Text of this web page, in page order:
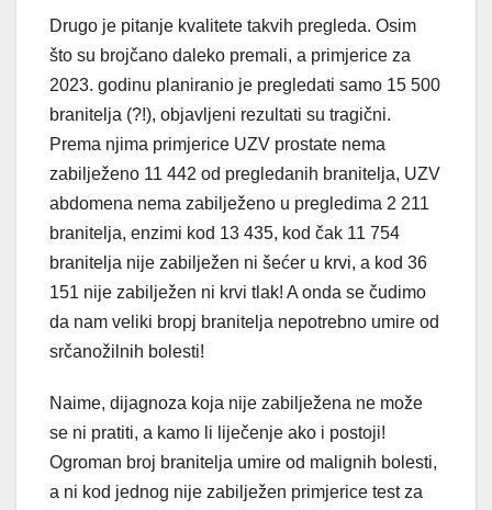
Drugo je pitanje kvalitete takvih pregleda. Osim
što su brojčano daleko premali, a primjerice za
2023. godinu planiranio je pregledati samo 15 500
branitelja (?!), objavljeni rezultati su tragični.
Prema njima primjerice UZV prostate nema
zabilježeno 11 442 od pregledanih branitelja, UZV
abdomena nema zabilježeno u pregledima 2 211
branitelja, enzimi kod 13 435, kod čak 11 754
branitelja nije zabilježen ni šećer u krvi, a kod 36
151 nije zabilježen ni krvi tlak! A onda se čudimo
da nam veliki bropj branitelja nepotrebno umire od
srčanožilnih bolesti!
Naime, dijagnoza koja nije zabilježena ne može
se ni pratiti, a kamo li liječenje ako i postoji!
Ogroman broj branitelja umire od malignih bolesti,
a ni kod jednog nije zabilježen primjerice test za